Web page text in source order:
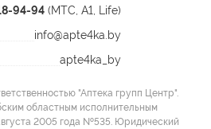
94-94 (МТС, A1, Life)
info@apte4ka.by
apte4ka_by
"Аптека групп Центр".
областным исполнительным
2005 года №535. Юридический